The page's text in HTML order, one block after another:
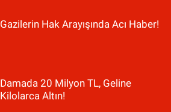
Gazilerin Hak Arayışında Acı Haber!
Damada 20 Milyon TL, Geline
Kilolarca Altın!